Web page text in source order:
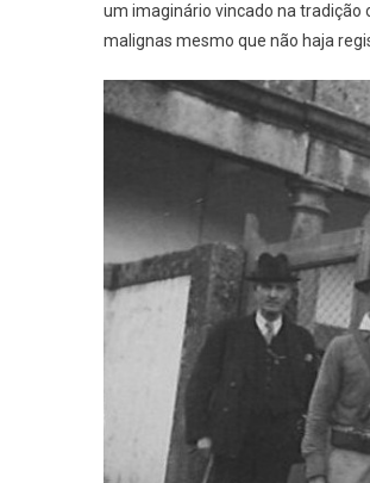
um imaginário vincado na tradição
malignas mesmo que não haja